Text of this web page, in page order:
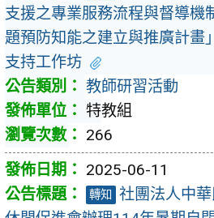
支援之專業服務流程與督導機
題預防知能之建立與推廣計畫
支持工作坊
教師研習活動
特教組
266
2025-06-11
轉知
社團法人中